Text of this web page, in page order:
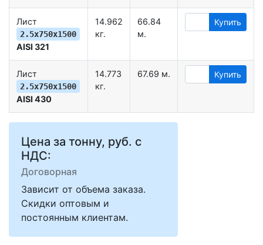
Лист
2.5х750х1500
AISI 321
14.962
кг.
66.84
м.
Купить
Лист
2.5х750х1500
AISI 430
14.773
кг.
67.69 м. Купить
Цена за тонну, руб. с
НДС:
Договорная
Зависит от объема заказа.
Скидки оптовым и
постоянным клиентам.